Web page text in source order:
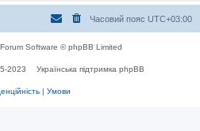
Часовий пояс UTC+03:00
Software © phpBB Limited
2023 Українська підтримка phpBB
| Умови